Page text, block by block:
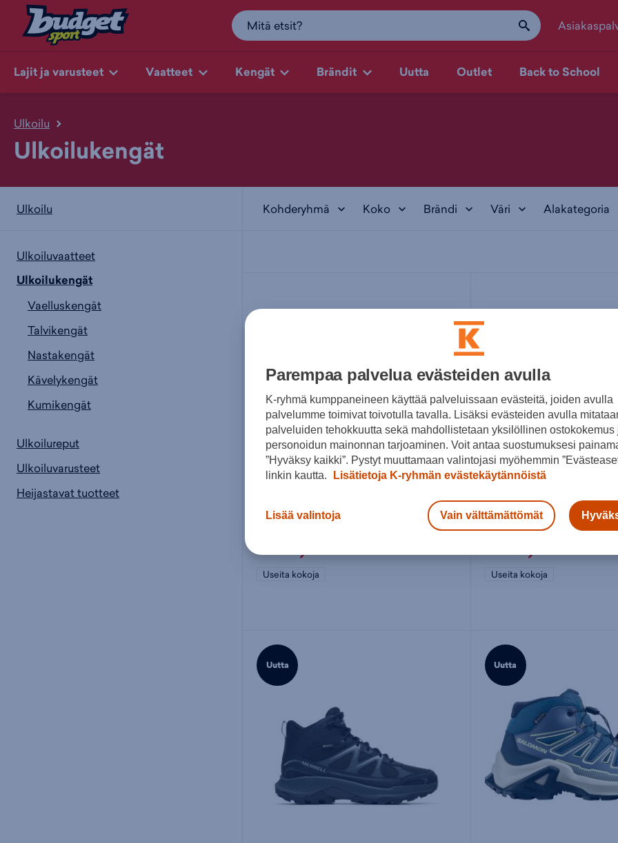
Lajit ja varusteet Vaatteet Kengät Brändit Uutta Outlet Back to School
Ulkoilu
Ulkoilukengät
Ulkoilu
Ulkoiluvaatteet
Ulkoilukengät
Vaelluskengät
Talvikengät
Nastakengät
Kävelykengät
Kumikengät
Ulkoilureput
Ulkoiluvarusteet
Heijastavat tuotteet
Kohderyhmä Koko Brändi Väri Alakategoria
W Anacapa Low 2 GTX - naisten matalavartinen vaelluskenkä
149,99€
Useita kokoja
Hoka
149,99€
Useita kokoja
Uutta Uutta
Parempaa palvelua evästeiden avulla
K-ryhmä kumppaneineen käyttää palveluissaan evästeitä, joiden avulla
palvelumme toimivat toivotulla tavalla. Lisäksi evästeiden avulla
palveluiden tehokkuutta sekä mahdollistetaan yksilöllinen ostokokemus
personoidun mainonnan tarjoaminen. Voit antaa suostumuksesi
”Hyväksy kaikki”. Pystyt muuttamaan valintojasi myöhemmin
linkin kautta.
Lisätietoja K-ryhmän evästekäytännöistä
Lisää valintoja Vain välttämättömät